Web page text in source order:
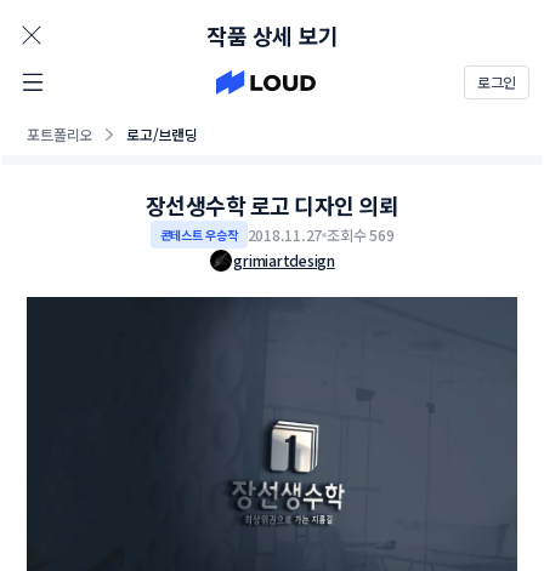
로그인
포트폴리오 로고/브랜딩
작품 상세 보기
장선생수학 로고 디자인 의뢰
콘테스트 우승작 2018.11.27 조회수 569
grimiartdesign